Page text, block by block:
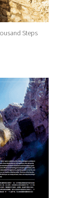
Steps